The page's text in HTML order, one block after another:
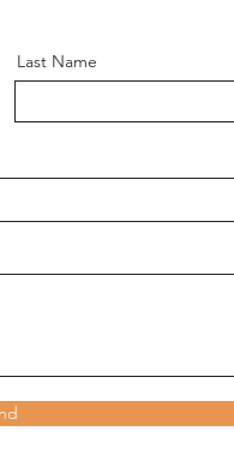
Last Name